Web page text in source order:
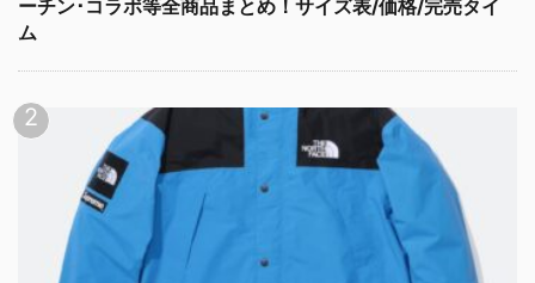
ーチン･コラボ等全商品まとめ！サイズ表/価格/完売タイ
ム